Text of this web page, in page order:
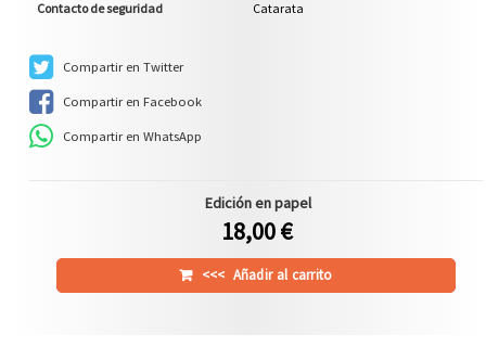
Contacto de seguridad
Catarata
Compartir en Twitter
Compartir en Facebook
Compartir en WhatsApp
Edición en papel
18,00 €
<<< Añadir al carrito